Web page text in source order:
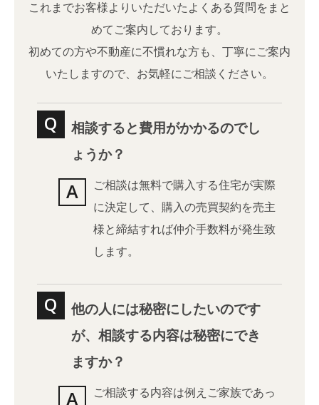
これまでお客様よりいただいたよくある質問をまと
めてご案内しております。
初めての方や不動産に不慣れな方も、丁寧にご案内
いたしますので、お気軽にご相談ください。
相談すると費用がかかるのでし
ょうか？
ご相談は無料で購入する住宅が実際
に決定して、購入の売買契約を売主
様と締結すれば仲介手数料が発生致
します。
他の人には秘密にしたいのです
が、相談する内容は秘密にでき
ますか？
ご相談する内容は例えご家族であっ